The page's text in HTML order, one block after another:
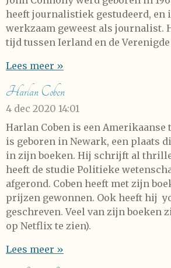
heeft journalistiek gestudeerd, en
werkzaam geweest als journalist.
tijd tussen Ierland en de Verenigde
Lees meer »
Harlan Coben
4 dec 2020 14:01
Harlan Coben is een
is geboren in Newark, een plaats
in zijn boeken. Hij schrijft al
heeft de studie Politieke
afgerond. Coben heeft met zijn
prijzen gewonnen. Ook heeft hij
geschreven. Veel van zijn boeken
op Netflix te zien).
Lees meer »